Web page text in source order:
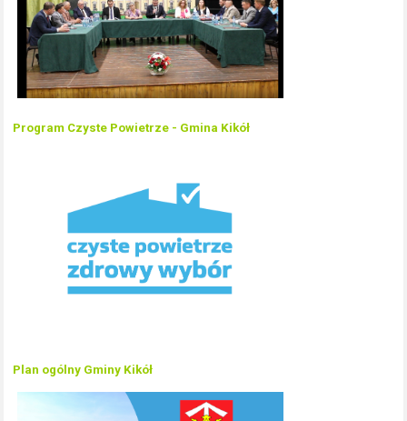
Program Czyste Powietrze - Gmina Kikół
Plan ogólny Gminy Kikół